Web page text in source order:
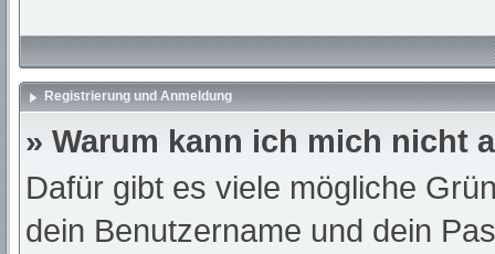
Registrierung und Anmeldung
» Warum kann ich mich nicht
Dafür gibt es viele mögliche
dein Benutzername und dein